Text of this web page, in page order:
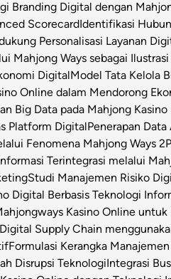
Branding Digital dengan
ScorecardIdentifikasi
Personalisasi Layanan
Mahjong Ways sebagai
DigitalModel Tata Kelola
Online dalam Mendorong
Big Data pada Mahjong
Platform DigitalPenerapan
Fenomena Mahjong Ways 2
Terintegrasi melalui
Studi Manajemen Risiko
Digital Berbasis Teknologi
Kasino Online
Supply Chain
Formulasi Kerangka
Disrupsi TeknologiIntegrasi